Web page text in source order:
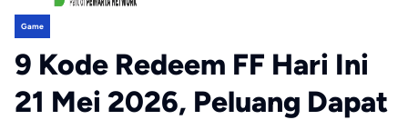
Game
9 Kode Redeem FF Hari Ini
21 Mei 2026, Peluang Dapat